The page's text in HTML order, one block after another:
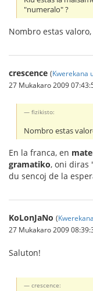
"numeralo" ?
Nombro estas
crescence (Kwerekana
27 Mukakaro 2009
fizikisto:
Nombro estas
En la franca, en
gramatiko, oni diras
du sencoj de la
KoLonJaNo (
27 Mukakaro 2009
Saluton!
crescence: